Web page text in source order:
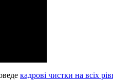
кадрові чистки на всіх